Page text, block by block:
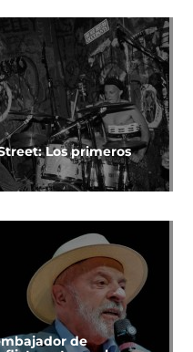
Los primeros
de